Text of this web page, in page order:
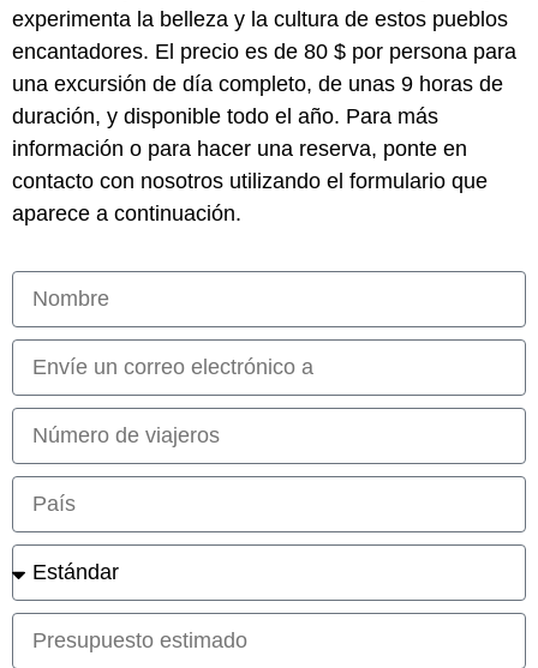
experimenta la belleza y la cultura de estos pueblos
encantadores. El precio es de 80 $ por persona para
una excursión de día completo, de unas 9 horas de
duración, y disponible todo el año. Para más
información o para hacer una reserva, ponte en
contacto con nosotros utilizando el formulario que
aparece a continuación.